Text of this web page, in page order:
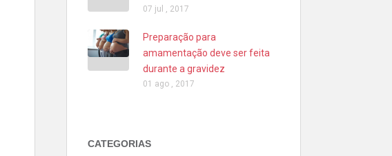
07 jul , 2017
Preparação para
amamentação deve ser feita
durante a gravidez
01 ago , 2017
CATEGORIAS